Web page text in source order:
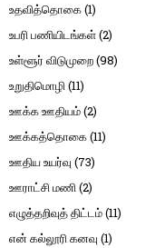
உதவித்தொகை(1)
உபரி பணியிடங்கள்(2)
உள்ளூர் விடுமுறை(98)
உறுதிமொழி(11)
ஊக்க ஊதியம்(2)
ஊக்கத்தொகை(11)
ஊதிய உயர்வு (73)
ஊராட்சி மணி(2)
எழுத்தறிவுத் திட்டம்(11)
என் கல்லூரி கனவு (1)